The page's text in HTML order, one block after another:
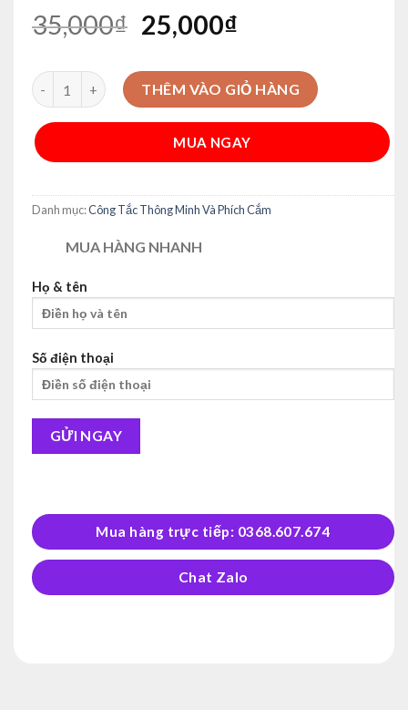
35,000₫ Giá
gốc
là:
35,000₫.
25,000₫Giá
tại
là:
25,000₫.
Phích Cắm Chuyển Đổi Cao Cấp 10/16A BMA lõi đồng số
THÊM VÀO GIỎ HÀNG
MUA NGAY
Danh mục:Công Tắc Thông Minh Và Phích Cắm
MUA HÀNG NHANH
Họ & tên
Số điện thoại
Mua hàng trực tiếp: 0368.607.674
Chat Zalo